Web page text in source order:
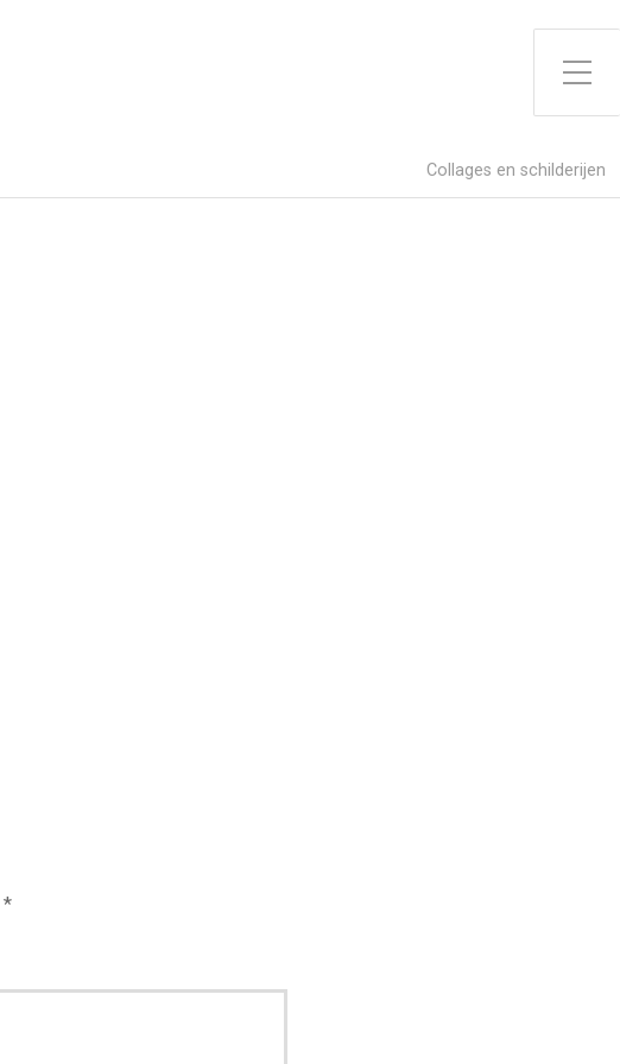
Toggle
Collages en schilderijen
*